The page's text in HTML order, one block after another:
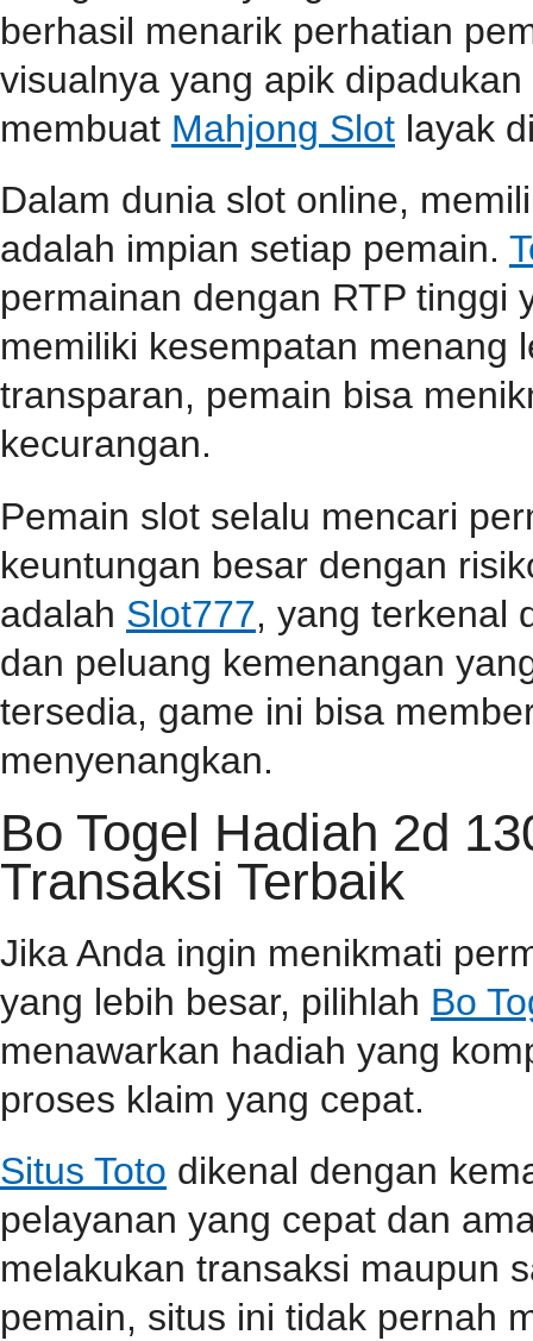
berhasil menarik perhatian
visualnya yang apik
membuat Mahjong Slot layak
Dalam dunia slot online,
adalah impian setiap pemain.
permainan dengan RTP tinggi
memiliki kesempatan menang
transparan, pemain bisa
kecurangan.
Pemain slot selalu mencari
keuntungan besar dengan
adalah Slot777, yang terkenal
dan peluang kemenangan
tersedia, game ini bisa
menyenangkan.
Bo Togel Hadiah 2d
Transaksi Terbaik
Jika Anda ingin menikmati
yang lebih besar, pilihlah Bo
menawarkan hadiah yang
proses klaim yang cepat.
Situs Toto dikenal dengan
pelayanan yang cepat dan
melakukan transaksi maupun
pemain, situs ini tidak pernah